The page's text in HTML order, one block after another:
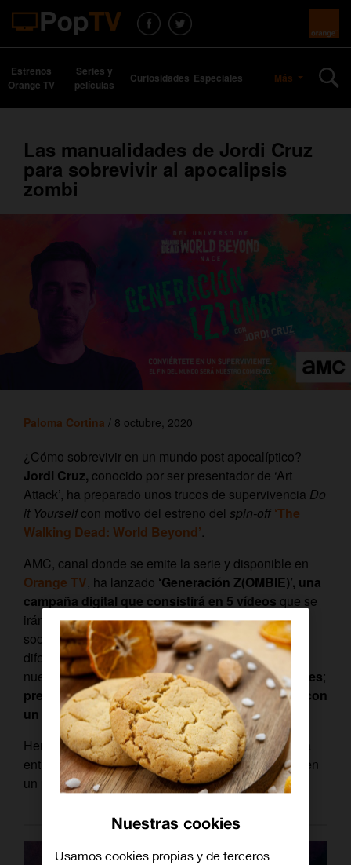
Estrenos
Orange TV
Series y
películas
Curiosidades Especiales Más
Las manualidades de Jordi Cruz
para sobrevivir al apocalipsis
zombi
Paloma Cortina / 8 octubre, 2020
¿Cómo sobrevivir en un mundo post apocalíptico?
Jordi Cruz, conocido por ser presentador de ‘Art
Attack’, ha preparado unos trucos de supervivencia Do
it Yourselfcon motivo del estreno del spin-off‘The
Walking Dead: World Beyond’.
AMC, canal donde se emite la serie y disponible en
Orange TV, ha lanzado ‘Generación Z(OMBIE)’, una
campaña digital que consistirá en 5 vídeos que se
irán compartiendo semanalmente en las redes
sociales de AMC. Cada pieza tendrá una temática
diferente y se servirá de objetos que tenemos a
nuestro alcance:crear una alarma con latas y llaves;
preparar una armadura; oconstruir una brújula con
un trozo de corcho y un imánentre otros.
Hemos tenido la oportunidad de hacer una divertida
entrevistar aJordiy hablar sobre la supervivencia en
un posible terreno peligroso y lleno de zombis.
Nuestras cookies
Usamos cookies propias y de terceros